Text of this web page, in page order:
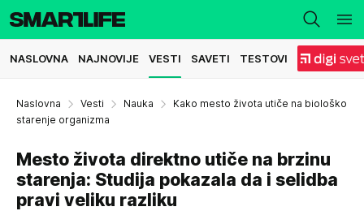
NASLOVNA NAJNOVIJE VESTI SAVETI TESTOVI
Naslovna Vesti Nauka
Kako mesto života utiče na biološko
starenje organizma
Mesto života direktno utiče na brzinu
starenja: Studija pokazala da i selidba
pravi veliku razliku